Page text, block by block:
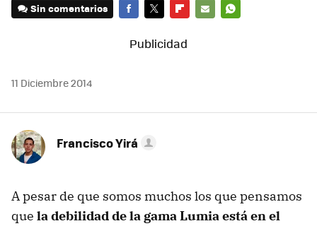
Sin comentarios
11 Diciembre 2014
Francisco Yirá
A pesar de que somos muchos los que pensamos
que la debilidad de la gama Lumia está en el